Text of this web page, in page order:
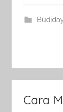
Cara